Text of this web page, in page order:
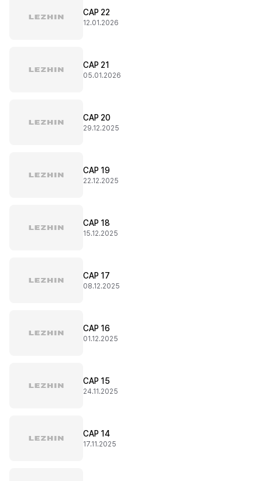
CAP 22
12.01.2026
CAP 21
05.01.2026
CAP 20
29.12.2025
CAP 19
22.12.2025
CAP 18
15.12.2025
CAP 17
08.12.2025
CAP 16
01.12.2025
CAP 15
24.11.2025
CAP 14
17.11.2025